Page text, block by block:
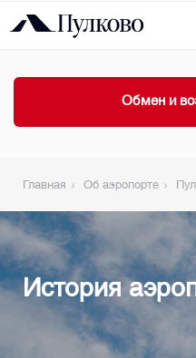
Обмен и
Главная Об аэропорте
История